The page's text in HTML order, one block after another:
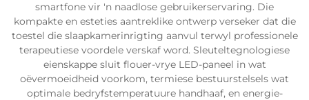
smartfone vir 'n naadlose gebruikerservaring. Die
kompakte en esteties aantreklike ontwerp verseker dat die
toestel die slaapkamerinrigting aanvul terwyl professionele
terapeutiese voordele verskaf word. Sleuteltegnologiese
eienskappe sluit flouer-vrye LED-paneel in wat
oëvermoeidheid voorkom, termiese bestuurstelsels wat
optimale bedryfstemperatuure handhaaf, en energie-